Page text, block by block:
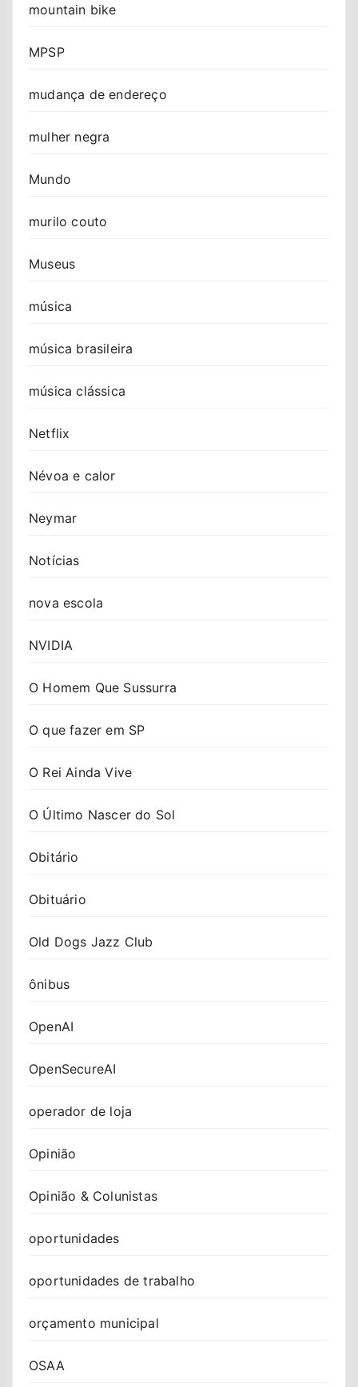
mountain bike
MPSP
mudança de endereço
mulher negra
Mundo
murilo couto
Museus
música
música brasileira
música clássica
Netflix
Névoa e calor
Neymar
Notícias
nova escola
NVIDIA
O Homem Que Sussurra
O que fazer em SP
O Rei Ainda Vive
O Último Nascer do Sol
Obitário
Obituário
Old Dogs Jazz Club
ônibus
OpenAI
OpenSecureAI
operador de loja
Opinião
Opinião & Colunistas
oportunidades
oportunidades de trabalho
orçamento municipal
OSAA